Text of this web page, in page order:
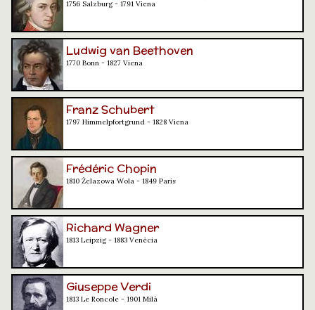
1756 Salzburg - 1791 Viena
Ludwig van Beethoven
1770 Bonn - 1827 Viena
Franz Schubert
1797 Himmelpfortgrund - 1828 Viena
Frédéric Chopin
1810 Żelazowa Wola - 1849 París
Richard Wagner
1813 Leipzig - 1883 Venècia
Giuseppe Verdi
1813 Le Roncole - 1901 Milà